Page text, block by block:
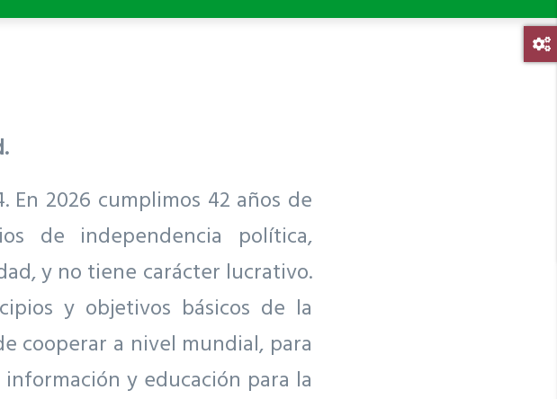
En 2026 cumplimos 42 años de
de independencia política,
y no tiene carácter lucrativo.
y objetivos básicos de la
cooperar a nivel mundial, para
y educación para la